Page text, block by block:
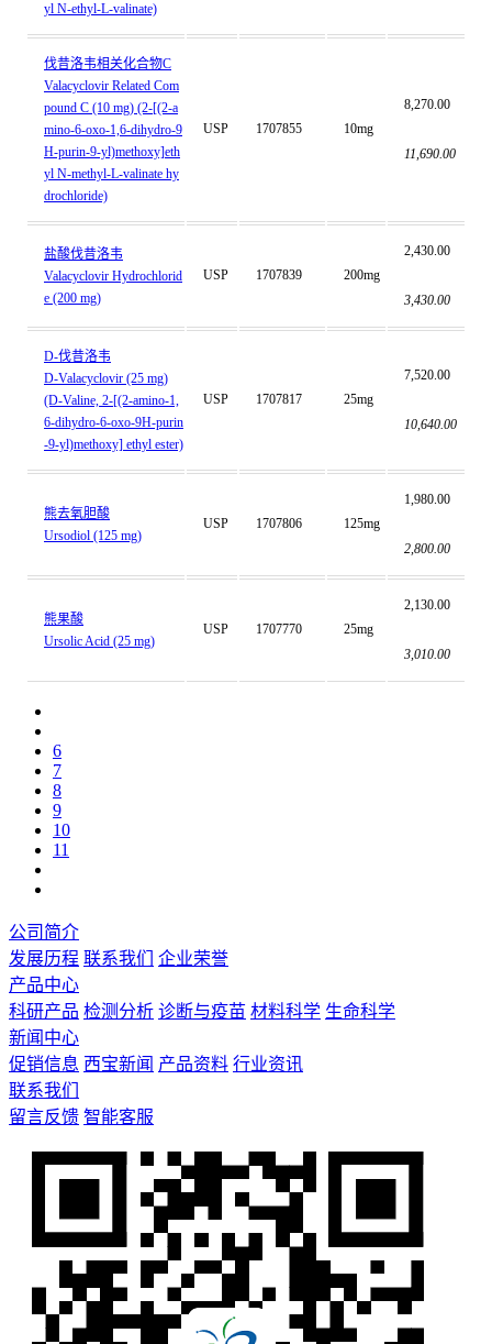
yl N-ethyl-L-valinate)
伐昔洛韦相关化合物C
Valacyclovir Related Com
pound C (10 mg) (2-[(2-a
mino-6-oxo-1,6-dihydro-9
H-purin-9-yl)methoxy]eth
yl N-methyl-L-valinate hy
drochloride)
USP 1707855 10mg
8,270.00
11,690.00
盐酸伐昔洛韦
Valacyclovir Hydrochlorid
e (200 mg)
USP 1707839 200mg
2,430.00
3,430.00
D-伐昔洛韦
D-Valacyclovir (25 mg)
(D-Valine, 2-[(2-amino-1,
6-dihydro-6-oxo-9H-purin
-9-yl)methoxy] ethyl ester)
USP 1707817 25mg
7,520.00
10,640.00
熊去氧胆酸
Ursodiol (125 mg)
USP 1707806 125mg
1,980.00
2,800.00
熊果酸
Ursolic Acid (25 mg)
USP 1707770 25mg
2,130.00
3,010.00
6
7
8
9
10
11
公司简介
发展历程 联系我们
企业荣誉
产品中心
科研产品 检测分析 诊断与疫苗 材料科学 生命科学
新闻中心
促销信息 西宝新闻 产品资料 行业资讯
联系我们
留言反馈 智能客服